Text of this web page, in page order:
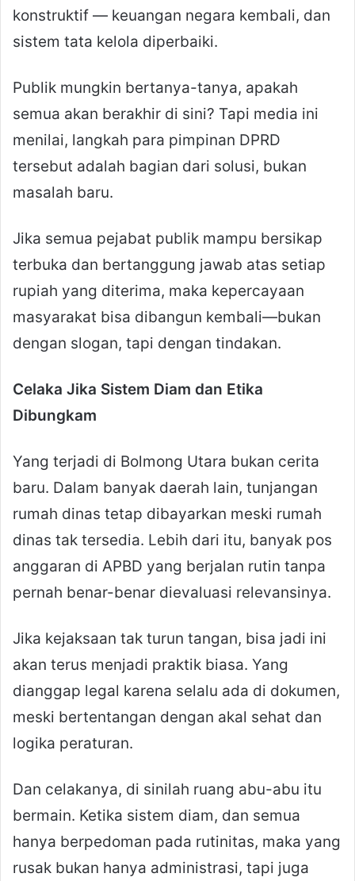
konstruktif — keuangan negara kembali, dan
sistem tata kelola diperbaiki.
Publik mungkin bertanya-tanya, apakah
semua akan berakhir di sini? Tapi media ini
menilai, langkah para pimpinan DPRD
tersebut adalah bagian dari solusi, bukan
masalah baru.
Jika semua pejabat publik mampu bersikap
terbuka dan bertanggung jawab atas setiap
rupiah yang diterima, maka kepercayaan
masyarakat bisa dibangun kembali—bukan
dengan slogan, tapi dengan tindakan.
Celaka Jika Sistem Diam dan Etika
Dibungkam
Yang terjadi di Bolmong Utara bukan cerita
baru. Dalam banyak daerah lain, tunjangan
rumah dinas tetap dibayarkan meski rumah
dinas tak tersedia. Lebih dari itu, banyak pos
anggaran di APBD yang berjalan rutin tanpa
pernah benar-benar dievaluasi relevansinya.
Jika kejaksaan tak turun tangan, bisa jadi ini
akan terus menjadi praktik biasa. Yang
dianggap legal karena selalu ada di dokumen,
meski bertentangan dengan akal sehat dan
logika peraturan.
Dan celakanya, di sinilah ruang abu-abu itu
bermain. Ketika sistem diam, dan semua
hanya berpedoman pada rutinitas, maka yang
rusak bukan hanya administrasi, tapi juga